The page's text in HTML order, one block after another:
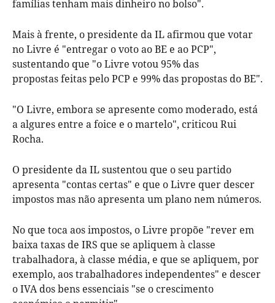
famílias tenham mais dinheiro no bolso".
Mais à frente, o presidente da IL afirmou que votar
no Livre é "entregar o voto ao BE e ao PCP",
sustentando que "o Livre votou 95% das
propostas feitas pelo PCP e 99% das propostas do BE".
"O Livre, embora se apresente como moderado, está
a algures entre a foice e o martelo", criticou Rui
Rocha.
O presidente da IL sustentou que o seu partido
apresenta "contas certas" e que o Livre quer descer
impostos mas não apresenta um plano nem números.
No que toca aos impostos, o Livre propõe "rever em
baixa taxas de IRS que se apliquem à classe
trabalhadora, à classe média, e que se apliquem, por
exemplo, aos trabalhadores independentes" e descer
o IVA dos bens essenciais "se o crescimento